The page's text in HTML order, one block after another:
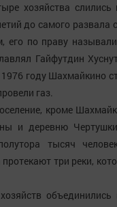
хозяйства
до самого развала
его по праву
Гайфутдин
году Шахмайкино
газ.
кроме
и деревню
тысяч
протекают три реки,